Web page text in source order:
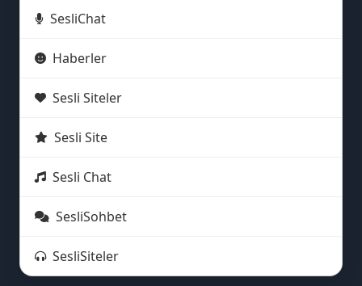
SesliChat
Haberler
Sesli Siteler
Sesli Site
Sesli Chat
SesliSohbet
SesliSiteler